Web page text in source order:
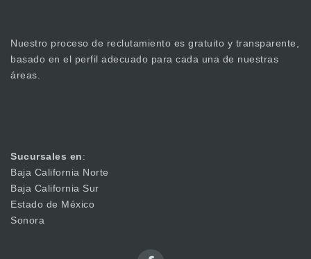
Nuestro proceso de reclutamiento es gratuito y transparente,
basado en el perfil adecuado para cada una de nuestras
áreas.
Sucursales en:
Baja California Norte
Baja California Sur
Estado de México
Sonora